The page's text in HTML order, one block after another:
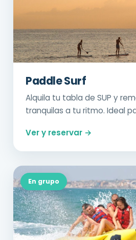
Paddle Surf
Alquila tu tabla de SUP y
tranquilas a tu ritmo. Ideal
Ver y reservar →
En grupo